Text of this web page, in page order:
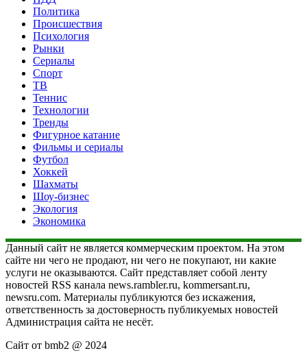
Политика
Происшествия
Психология
Рынки
Сериалы
Спорт
ТВ
Теннис
Технологии
Тренды
Фигурное катание
Фильмы и сериалы
Футбол
Хоккей
Шахматы
Шоу-бизнес
Экология
Экономика
Данный сайт не является коммерческим проектом. На этом
сайте ни чего не продают, ни чего не покупают, ни какие
услуги не оказываются. Сайт представляет собой ленту
новостей RSS канала news.rambler.ru, kommersant.ru,
newsru.com. Материалы публикуются без искажения,
ответственность за достоверность публикуемых новостей
Администрация сайта не несёт.
Сайт от bmb2 @ 2024